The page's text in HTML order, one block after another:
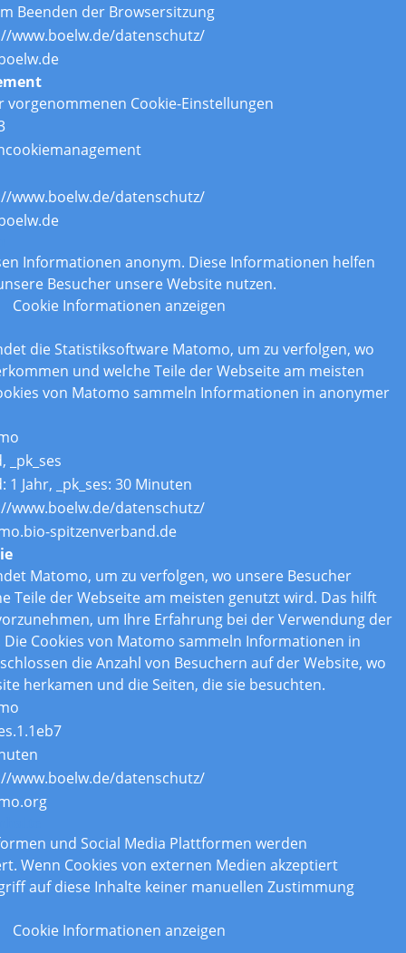
Beenden der Browsersitzung
www.boelw.de/datenschutz/
vorgenommenen Cookie-Einstellungen
www.boelw.de/datenschutz/
Informationen anonym. Diese Informationen helfen
Besucher unsere Website nutzen.
Cookie Informationen anzeigen
die Statistiksoftware Matomo, um zu verfolgen, wo
und welche Teile der Webseite am meisten
von Matomo sammeln Informationen in anonymer
_pk_ses
1 Jahr, _pk_ses: 30 Minuten
www.boelw.de/datenschutz/
spitzenverband.de
Matomo, um zu verfolgen, wo unsere Besucher
Teile der Webseite am meisten genutzt wird. Das hilft
um Ihre Erfahrung bei der Verwendung der
Cookies von Matomo sammeln Informationen in
die Anzahl von Besuchern auf der Website, wo
herkamen und die Seiten, die sie besuchten.
www.boelw.de/datenschutz/
und Social Media Plattformen werden
Wenn Cookies von externen Medien akzeptiert
auf diese Inhalte keiner manuellen Zustimmung
Cookie Informationen anzeigen